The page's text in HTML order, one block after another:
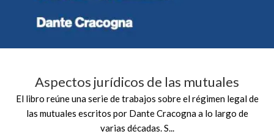
Aspectos jurídicos de las mutuales
El libro reúne una serie de trabajos sobre el régimen legal de
las mutuales escritos por Dante Cracogna a lo largo de
varias décadas. S...